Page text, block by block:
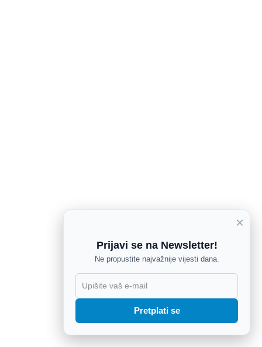
×
Prijavi se na Newsletter!
Ne propustite najvažnije vijesti dana.
Pretplati se